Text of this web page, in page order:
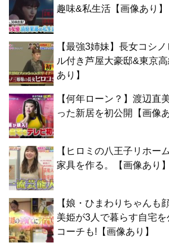
趣味&私生活【画像あり】
【最強3姉妹】長女コシ
ル付き芦屋大豪邸&東京
あり】
【何年ローン？】渡辺直
った新居を初公開【画像あ
【ヒロミの八王子リホー
家具を作る。【画像あり】
【娘・ひまわりちゃんも
美姫が3人で暮らす自宅
コーチも!【画像あり】